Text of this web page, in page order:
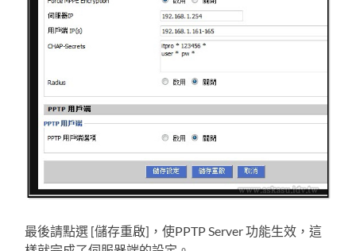
最後請點選 [儲存重啟]，使PPTP Server 功能生效，這